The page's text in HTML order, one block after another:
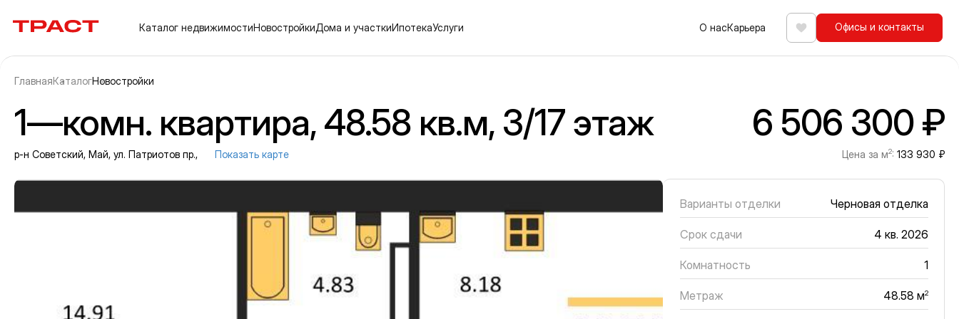
Траст | Служба недвижимости
Каталог недвижимостиНовостройкиДома и участкиИпотекаУслуги О насКарьера Избранное
Офисы и контакты
ГлавнаяКаталогНовостройки
1—комн. квартира, 48.58 кв.м, 3/17 этаж 6 506 300 ₽
р-н Советский, Май, ул. Патриотов пр., Показать карте Цена за м2: 133 930 ₽
Информация об объекте
Галерея
Варианты отделки Черновая отделка
Срок сдачи 4 кв. 2026
Комнатность 1
Метраж 48.58 м2